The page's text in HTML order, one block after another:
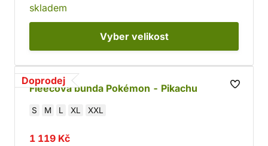
skladem
Vyber velikost
Doprodej
Fleecová bunda Pokémon - Pikachu
S M L XL XXL
1 119 Kč